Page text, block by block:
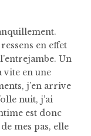
en effet
Un
en une
j’en arrive
nuit, j’ai
est donc
mes pas, elle